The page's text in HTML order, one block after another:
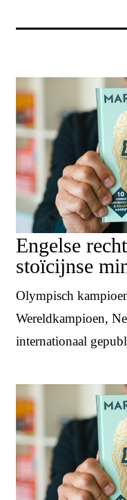
Engelse
stoïcijnse
Olympisch
Wereldkampioen,
internationaal